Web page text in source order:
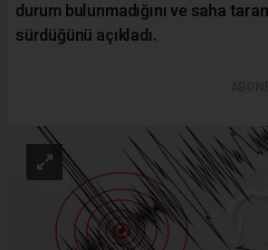
durum bulunmadığını ve saha
sürdüğünü açıkladı.